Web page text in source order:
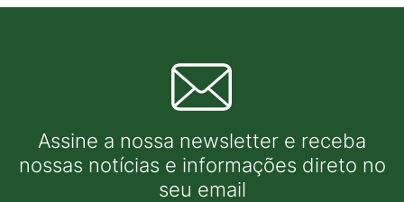
Assine a nossa newsletter e receba
nossas notícias e informações direto no
seu email